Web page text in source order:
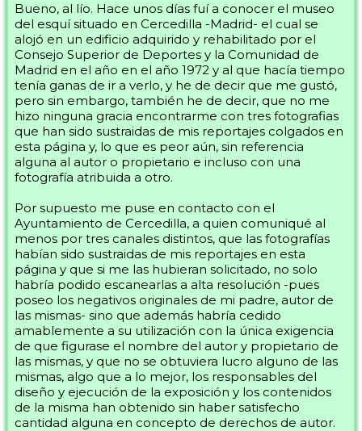
Bueno, al lío. Hace unos días fuí a conocer el museo
del esquí situado en Cercedilla -Madrid- el cual se
alojó en un edificio adquirido y rehabilitado por el
Consejo Superior de Deportes y la Comunidad de
Madrid en el año en el año 1972 y al que hacía tiempo
tenía ganas de ir a verlo, y he de decir que me gustó,
pero sin embargo, también he de decir, que no me
hizo ninguna gracia encontrarme con tres fotografias
que han sido sustraidas de mis reportajes colgados en
esta página y, lo que es peor aún, sin referencia
alguna al autor o propietario e incluso con una
fotografía atribuida a otro.
Por supuesto me puse en contacto con el
Ayuntamiento de Cercedilla, a quien comuniqué al
menos por tres canales distintos, que las fotografías
habían sido sustraidas de mis reportajes en esta
página y que si me las hubieran solicitado, no solo
habría podido escanearlas a alta resolución -pues
poseo los negativos originales de mi padre, autor de
las mismas- sino que además habría cedido
amablemente a su utilización con la única exigencia
de que figurase el nombre del autor y propietario de
las mismas, y que no se obtuviera lucro alguno de las
mismas, algo que a lo mejor, los responsables del
diseño y ejecución de la exposición y los contenidos
de la misma han obtenido sin haber satisfecho
cantidad alguna en concepto de derechos de autor.